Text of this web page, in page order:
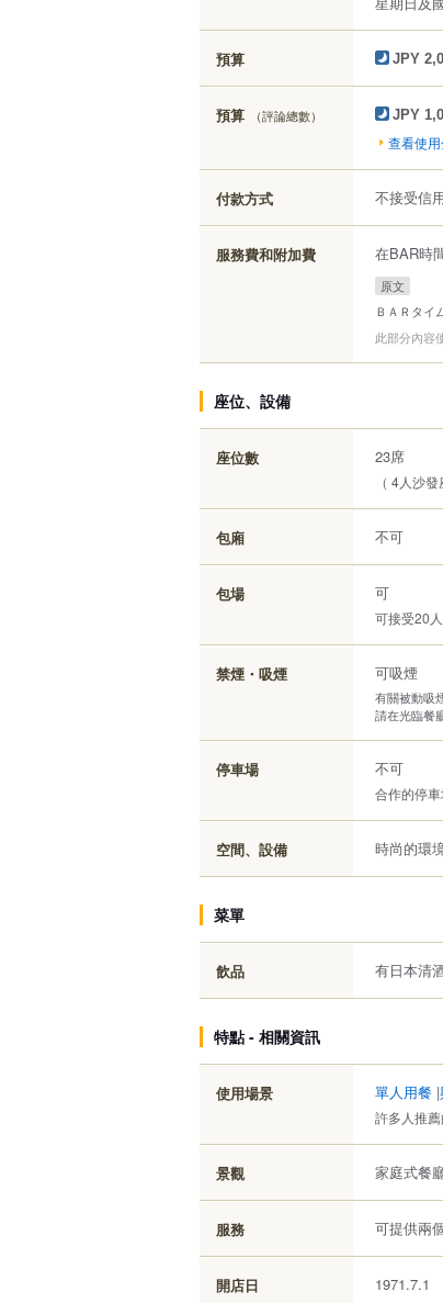
預算 JPY
預算 （評論總數） JPY
查看使
付款方式 不接受信
服務費和附加費 在BAR時
原文
ＢＡＲタイ
此部分內容
座位、設備
座位數 23席
（ 4人沙
包廂 不可
包場 可
可接受20
禁煙・吸煙 可吸煙
有關被動吸
請在光臨餐
停車場 不可
合作的停
空間、設備 時尚的環
菜單
飲品 有日本清
特點 - 相關資訊
使用場景 單人用餐 |
許多人推薦
景觀 家庭式餐
服務 可提供兩
開店日 1971.7.1